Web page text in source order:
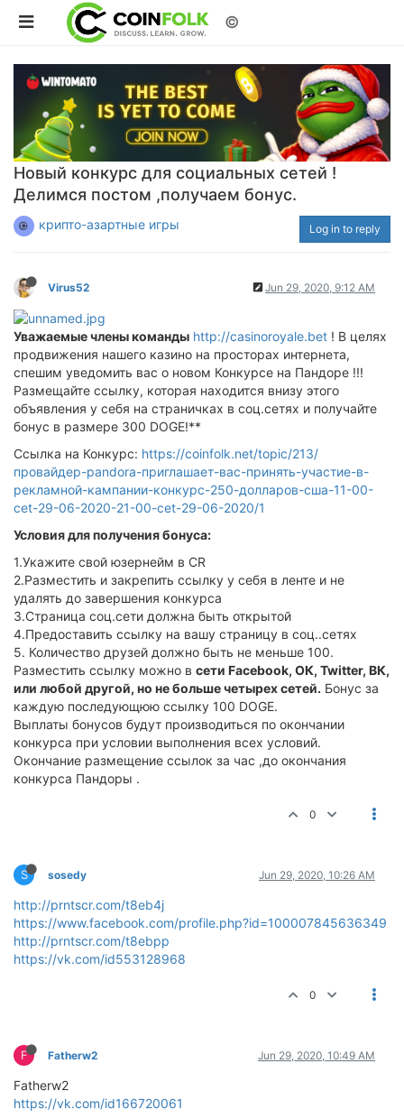
©
Новый конкурс для социальных сетей !
Делимся постом ,получаем бонус.
крипто-азартные игры Log in to reply
Virus52 Jun 29, 2020, 9:12 AM
Уважаемые члены команды http://casinoroyale.bet ! В целях
продвижения нашего казино на просторах интернета,
спешим уведомить вас о новом Конкурсе на Пандоре !!!
Размещайте ссылку, которая находится внизу этого
объявления у себя на страничках в соц.сетях и получайте
бонус в размере 300 DOGE!**
Ссылка на Конкурс: https://coinfolk.net/topic/213/
провайдер-pandora-приглашает-вас-принять-участие-в-
рекламной-кампании-конкурс-250-долларов-сша-11-00-
cet-29-06-2020-21-00-cet-29-06-2020/1
Условия для получения бонуса:
1.Укажите свой юзернейм в CR
2.Разместить и закрепить ссылку у себя в ленте и не
удалять до завершения конкурса
3.Страница соц.сети должна быть открытой
4.Предоставить ссылку на вашу страницу в соц..сетях
5. Количество друзей должно быть не меньше 100.
Разместить ссылку можно в сети Facebook, ОК, Twitter, ВК,
или любой другой, но не больше четырех сетей. Бонус за
каждую последующюю ссылку 100 DOGE.
Выплаты бонусов будут производиться по окончании
конкурса при условии выполнения всех условий.
Окончание размещение ссылок за час ,до окончания
конкурса Пандоры .
0
S sosedy Jun 29, 2020, 10:26 AM
http://prntscr.com/t8eb4j
https://www.facebook.com/profile.php?id=100007845636349
http://prntscr.com/t8ebpp
https://vk.com/id553128968
0
F Fatherw2 Jun 29, 2020, 10:49 AM
Fatherw2
https://vk.com/id166720061